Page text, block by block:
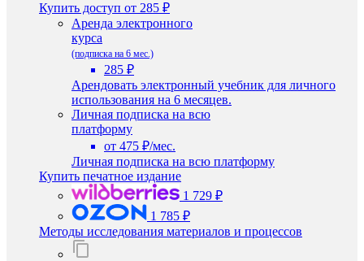
Купить доступ от 285 ₽
Аренда электронного
курса
(подписка на 6 мес.)
285 ₽
Арендовать электронный учебник для личного
использования на 6 месяцев.
Личная подписка на всю
платформу
от 475 ₽/мес.
Личная подписка на всю платформу
Купить печатное издание
1 729 ₽
1 785 ₽
Методы исследования материалов и процессов